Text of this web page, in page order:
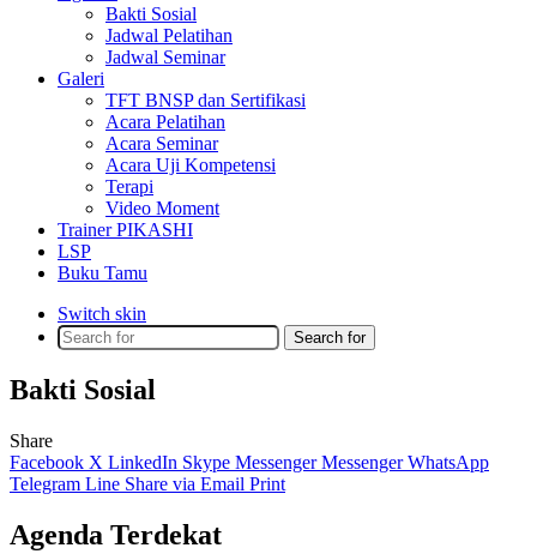
Bakti Sosial
Jadwal Pelatihan
Jadwal Seminar
Galeri
TFT BNSP dan Sertifikasi
Acara Pelatihan
Acara Seminar
Acara Uji Kompetensi
Terapi
Video Moment
Trainer PIKASHI
LSP
Buku Tamu
Switch skin
Search for
Bakti Sosial
Share
Facebook X LinkedIn Skype Messenger Messenger WhatsApp
Telegram Line Share via Email Print
Agenda Terdekat